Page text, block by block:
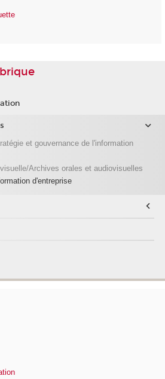
et gouvernance de l'information
Archives orales et audiovisuelles
d'entreprise